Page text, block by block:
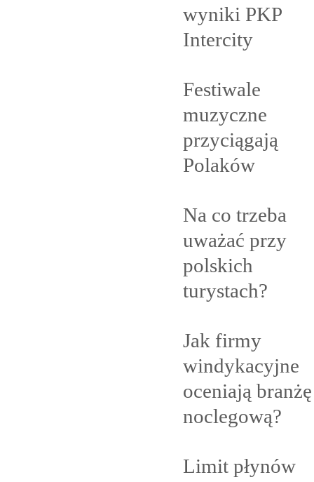
wyniki PKP
Intercity
Festiwale
muzyczne
przyciągają
Polaków
Na co trzeba
uważać przy
polskich
turystach?
Jak firmy
windykacyjne
oceniają branżę
noclegową?
Limit płynów